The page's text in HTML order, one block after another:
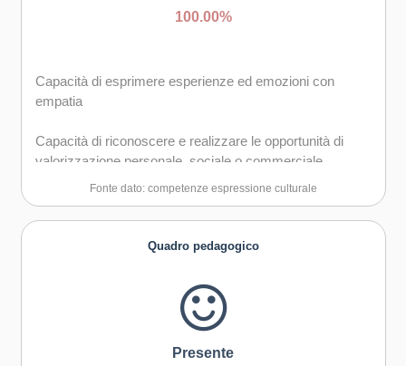
100.00%
Capacità di esprimere esperienze ed emozioni con
empatia
Capacità di riconoscere e realizzare le opportunità di
valorizzazione personale, sociale o commerciale
mediante le arti e le altre forme culturali
Capacità di impegnarsi in processi creativi sia
individualmente che collettivamente
Curiosità nei confronti del mondo, apertura per
immaginare nuove possibilità
Fonte dato: competenze espressione culturale
Quadro pedagogico
Presente